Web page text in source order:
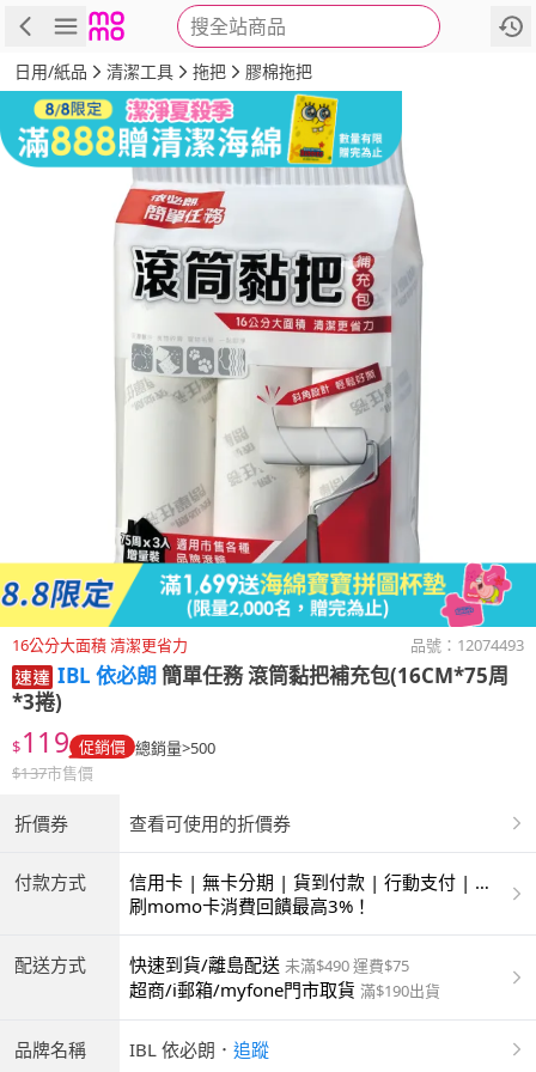
搜全站商品
商品 評價 詳情
日用/紙品 清潔工具 拖把 膠棉拖把
16公分大面積 清潔更省力 品號： 12074493
IBL 依必朗 簡單任務 滾筒黏把補充包(16CM*75周
*3捲)
$119 促銷價 總銷量>500
$137市售價
折價券 查看可使用的折價券
付款方式
信用卡 | 無卡分期 | 貨到付款 | 行動支付 | 超
商付款 | ATM | 銀聯卡
刷momo卡消費回饋最高3%！
配送方式 快速到貨/離島配送 未滿$490 運費$75
超商/i郵箱/myfone門市取貨 滿$190出貨
品牌名稱 IBL 依必朗 ． 追蹤